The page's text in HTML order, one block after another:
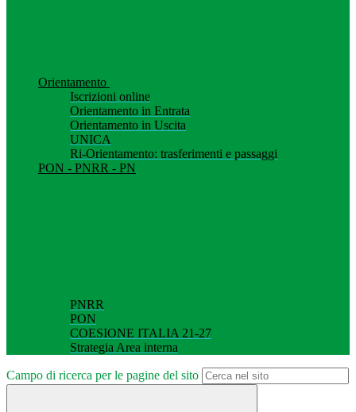
Orientamento
Iscrizioni online
Orientamento in Entrata
Orientamento in Uscita
UNICA
Ri-Orientamento: trasferimenti e passaggi
PON - PNRR - PN
PNRR
PON
COESIONE ITALIA 21-27
Strategia Area interna
Campo di ricerca per le pagine del sito